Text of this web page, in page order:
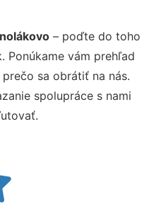
– poďte do toho
Ponúkame vám prehľad
sa obrátiť na nás.
spolupráce s nami